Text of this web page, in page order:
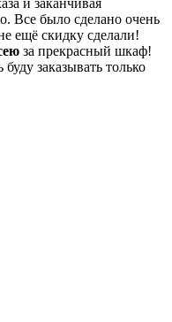
Все было сделано очень
ещё скидку сделали!
за прекрасный шкаф!
заказывать только